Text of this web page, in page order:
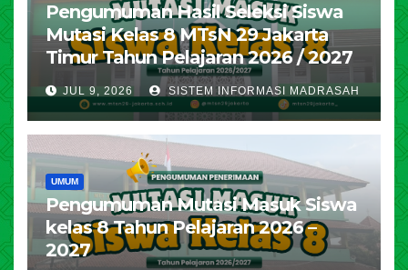
Pengumuman Hasil Seleksi Siswa
Mutasi Kelas 8 MTsN 29 Jakarta
Timur Tahun Pelajaran 2026 / 2027
JUL 9, 2026 SISTEM INFORMASI MADRASAH
UMUM
Pengumuman Mutasi Masuk Siswa
kelas 8 Tahun Pelajaran 2026 –
2027